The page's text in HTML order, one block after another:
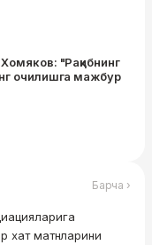
"Рақибнинг
очилишга мажбур
Барча ›
хат матнларини